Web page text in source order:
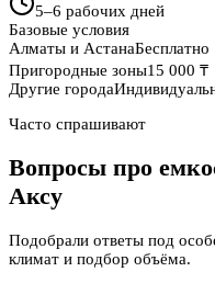
5–6 рабочих дней
Базовые условия
Алматы и АстанаБесплатно
Пригородные зоны15 000 ₸
Другие города
Часто спрашивают
Вопросы про
Аксу
Подобрали ответы под
климат и подбор объёма.